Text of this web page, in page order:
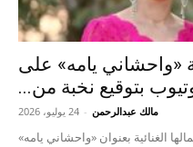
«واحشاني يامه» على
بتوقيع نخبة من...
مالك عبدالرحمن - 24 يوليو، 2026
الغنائية بعنوان «واحشاني يامه»